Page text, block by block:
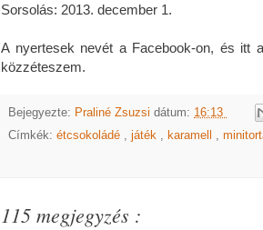
Sorsolás: 2013. december 1.
A nyertesek nevét a Facebook-on, és itt
közzéteszem.
Bejegyezte: Praliné Zsuzsi dátum: 16:13
Címkék: étcsokoládé , játék , karamell ,
115 megjegyzés :